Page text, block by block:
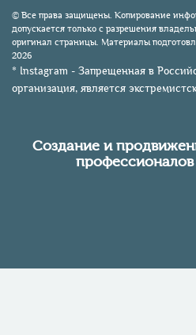
© Все права защищены. Копирование
допускается только с разрешения
оригинал страницы. Материалы
2026
* Instagram - Запрещенная в
организация, является
Создание и
профессионалов